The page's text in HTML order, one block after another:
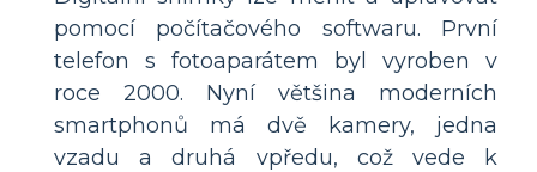
pomocí počítačového softwaru. První
telefon s fotoaparátem byl vyroben v
roce 2000. Nyní většina moderních
smartphonů má dvě kamery, jedna
vzadu a druhá vpředu, což vede k